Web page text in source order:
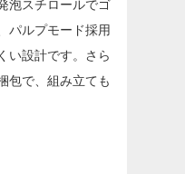
泡スチロールでゴ
パルプモード採用
い設計です。さら
包で、組み立ても